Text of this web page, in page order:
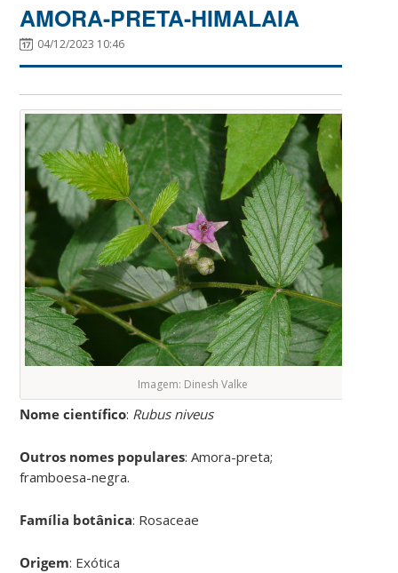
AMORA-PRETA-HIMALAIA
04/12/2023 10:46
Imagem: Dinesh Valke
Nome científico: Rubus niveus
Outros nomes populares: Amora-preta;
framboesa-negra.
Família botânica: Rosaceae
Origem: Exótica